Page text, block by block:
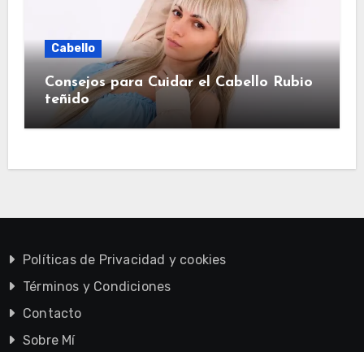
Cabello
Consejos para Cuidar el Cabello Rubio
teñido
Políticas de Privacidad y cookies
Términos y Condiciones
Contacto
Sobre Mí